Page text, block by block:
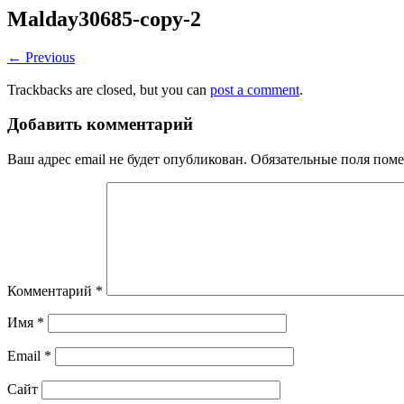
Malday30685-copy-2
← Previous
Trackbacks are closed, but you can post a comment.
Добавить комментарий
Ваш адрес email не будет опубликован. Обязательные поля
Комментарий *
Имя *
Email *
Сайт